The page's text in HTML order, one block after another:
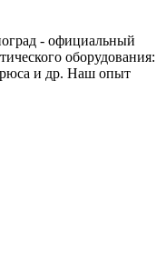
- официальный
оборудования:
и др. Наш опыт